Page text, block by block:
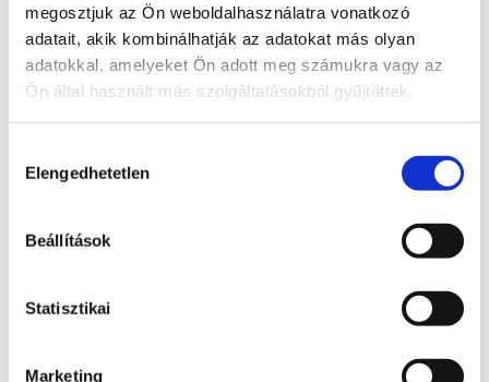
megosztjuk az Ön weboldalhasználatra vonatkozó
adatait, akik kombinálhatják az adatokat más olyan
adatokkal, amelyeket Ön adott meg számukra vagy az
Ön által használt más szolgáltatásokból gyűjtöttek.
kiválasztása
Elengedhetetlen
Beállítások
Statisztikai
Marketing
Ár:
L-Arginin 200g, powder